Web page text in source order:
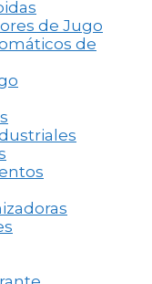
de Jugo
de